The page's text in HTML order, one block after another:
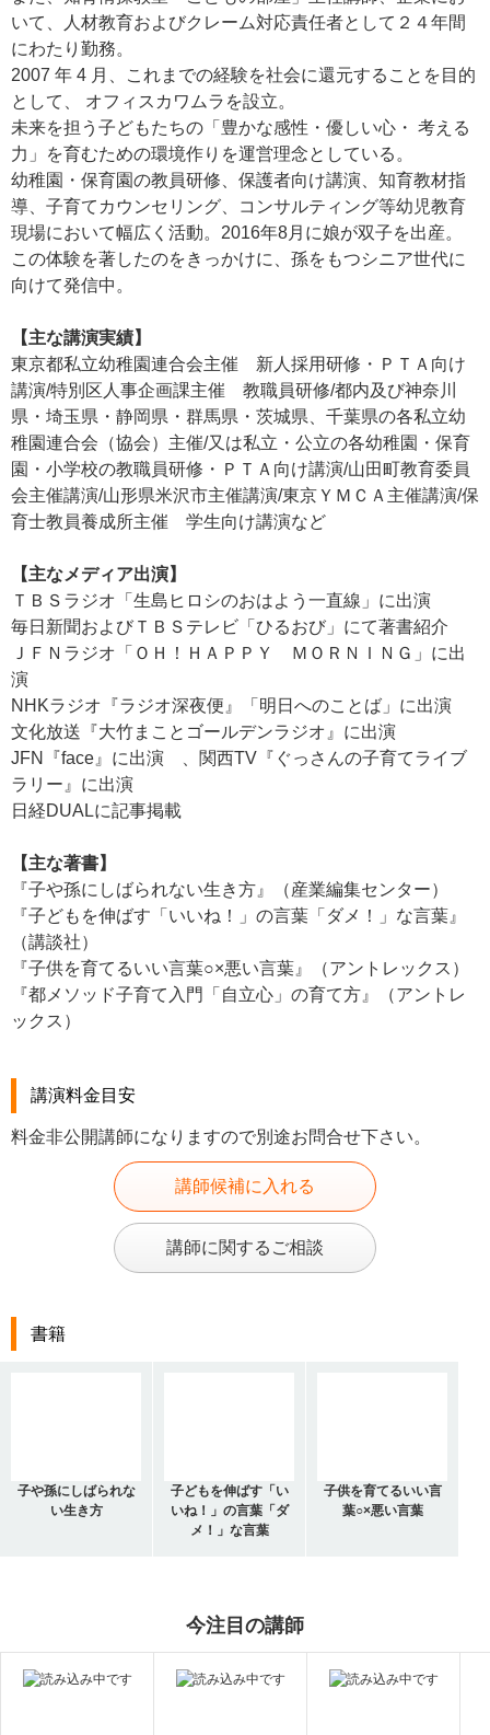
いて、人材教育およびクレーム対応責任者として２４年間
にわたり勤務。
2007 年 4 月、これまでの経験を社会に還元することを目的
として、 オフィスカワムラを設立。
未来を担う子どもたちの「豊かな感性・優しい心・ 考える
力」を育むための環境作りを運営理念としている。
幼稚園・保育園の教員研修、保護者向け講演、知育教材指
導、子育てカウンセリング、コンサルティング等幼児教育
現場において幅広く活動。2016年8月に娘が双子を出産。
この体験を著したのをきっかけに、孫をもつシニア世代に
向けて発信中。
【主な講演実績】
東京都私立幼稚園連合会主催 新人採用研修・ＰＴＡ向け
講演/特別区人事企画課主催 教職員研修/都内及び神奈川
県・埼玉県・静岡県・群馬県・茨城県、千葉県の各私立幼
稚園連合会（協会）主催/又は私立・公立の各幼稚園・保育
園・小学校の教職員研修・ＰＴＡ向け講演/山田町教育委員
会主催講演/山形県米沢市主催講演/東京ＹＭＣＡ主催講演/保
育士教員養成所主催 学生向け講演など
【主なメディア出演】
ＴＢＳラジオ「生島ヒロシのおはよう一直線」に出演
毎日新聞およびＴＢＳテレビ「ひるおび」にて著書紹介
ＪＦＮラジオ「ＯＨ！ＨＡＰＰＹ ＭＯＲＮＩＮＧ」に出
演
NHKラジオ『ラジオ深夜便』「明日へのことば」に出演
文化放送『大竹まことゴールデンラジオ』に出演
JFN『face』に出演 、関西TV『ぐっさんの子育てライブ
ラリー』に出演
日経DUALに記事掲載
【主な著書】
『子や孫にしばられない生き方』（産業編集センター）
『子どもを伸ばす「いいね！」の言葉「ダメ！」な言葉』
（講談社）
『子供を育てるいい言葉○×悪い言葉』（アントレックス）
『都メソッド子育て入門「自立心」の育て方』（アントレ
ックス）
講演料金目安
料金非公開講師になりますので別途お問合せ下さい。
講師候補に入れる
講師に関するご相談
書籍
子や孫にしばられな
い生き方
子どもを伸ばす「い
いね！」の言葉「ダ
メ！」な言葉
子供を育てるいい言
葉○×悪い言葉
今注目の講師